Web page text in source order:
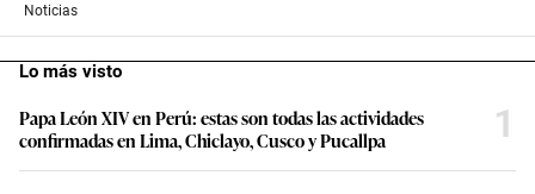
Noticias
Lo más visto
Papa León XIV en Perú: estas son todas las actividades
confirmadas en Lima, Chiclayo, Cusco y Pucallpa
1